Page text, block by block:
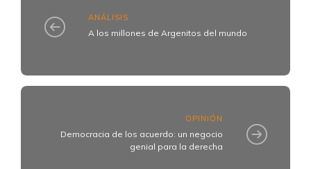
ANÁLISIS
A los millones de Argenitos del mundo
OPINIÓN
Democracia de los acuerdo: un negocio
genial para la derecha